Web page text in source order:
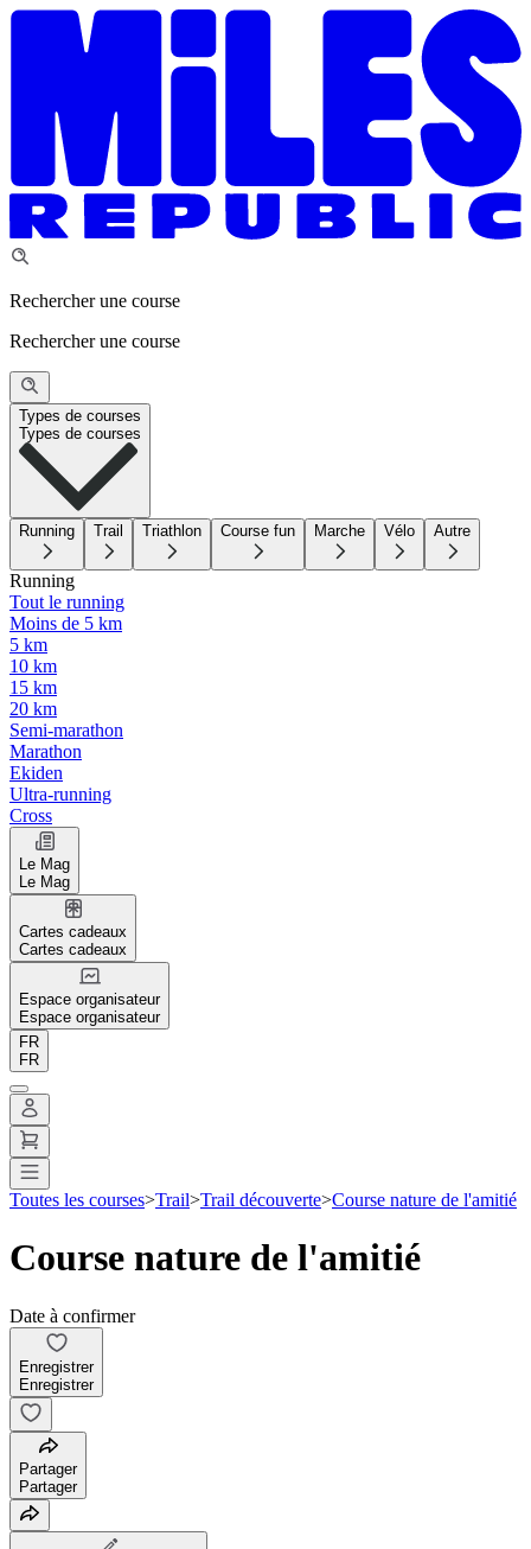
Rechercher une course
Rechercher une course
Types de courses
Types de courses
Running Trail Triathlon Course fun Marche Vélo Autre
Running
Tout le running
Moins de 5 km
5 km
10 km
15 km
20 km
Semi-marathon
Marathon
Ekiden
Ultra-running
Cross
Le Mag
Le Mag
Cartes cadeaux
Cartes cadeaux
Espace organisateur
Espace organisateur
FR
FR
Toutes les courses>Trail>Trail découverte>Course nature de l'amitié
Course nature de l'amitié
Date à confirmer
Enregistrer
Enregistrer
Partager
Partager